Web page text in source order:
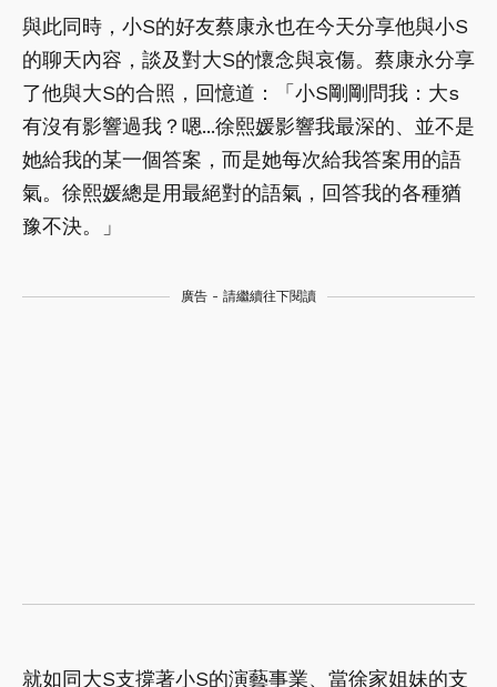
與此同時，小S的好友蔡康永也在今天分享他與小S
的聊天內容，談及對大S的懷念與哀傷。蔡康永分享
了他與大S的合照，回憶道：「小S剛剛問我：大s
有沒有影響過我？嗯...徐熙媛影響我最深的、並不是
她給我的某一個答案，而是她每次給我答案用的語
氣。徐熙媛總是用最絕對的語氣，回答我的各種猶
豫不決。」
廣告 - 請繼續往下閱讀
就如同大S支撐著小S的演藝事業、當徐家姐妹的支